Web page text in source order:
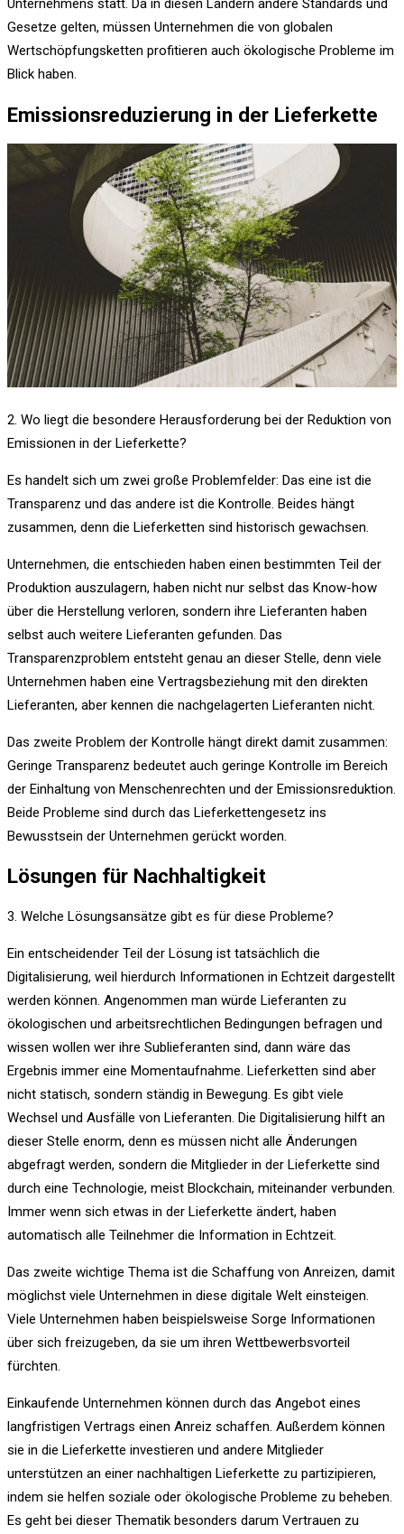
Unternehmens statt. Da in diesen Ländern andere Standards und
Gesetze gelten, müssen Unternehmen die von globalen
Wertschöpfungsketten profitieren auch ökologische Probleme im
Blick haben.
Emissionsreduzierung in der Lieferkette
2. Wo liegt die besondere Herausforderung bei der Reduktion von
Emissionen in der Lieferkette?
Es handelt sich um zwei große Problemfelder: Das eine ist die
Transparenz und das andere ist die Kontrolle. Beides hängt
zusammen, denn die Lieferketten sind historisch gewachsen.
Unternehmen, die entschieden haben einen bestimmten Teil der
Produktion auszulagern, haben nicht nur selbst das Know-how
über die Herstellung verloren, sondern ihre Lieferanten haben
selbst auch weitere Lieferanten gefunden. Das
Transparenzproblem entsteht genau an dieser Stelle, denn viele
Unternehmen haben eine Vertragsbeziehung mit den direkten
Lieferanten, aber kennen die nachgelagerten Lieferanten nicht.
Das zweite Problem der Kontrolle hängt direkt damit zusammen:
Geringe Transparenz bedeutet auch geringe Kontrolle im Bereich
der Einhaltung von Menschenrechten und der Emissionsreduktion.
Beide Probleme sind durch das Lieferkettengesetz ins
Bewusstsein der Unternehmen gerückt worden.
Lösungen für Nachhaltigkeit
3. Welche Lösungsansätze gibt es für diese Probleme?
Ein entscheidender Teil der Lösung ist tatsächlich die
Digitalisierung, weil hierdurch Informationen in Echtzeit dargestellt
werden können. Angenommen man würde Lieferanten zu
ökologischen und arbeitsrechtlichen Bedingungen befragen und
wissen wollen wer ihre Sublieferanten sind, dann wäre das
Ergebnis immer eine Momentaufnahme. Lieferketten sind aber
nicht statisch, sondern ständig in Bewegung. Es gibt viele
Wechsel und Ausfälle von Lieferanten. Die Digitalisierung hilft an
dieser Stelle enorm, denn es müssen nicht alle Änderungen
abgefragt werden, sondern die Mitglieder in der Lieferkette sind
durch eine Technologie, meist Blockchain, miteinander verbunden.
Immer wenn sich etwas in der Lieferkette ändert, haben
automatisch alle Teilnehmer die Information in Echtzeit.
Das zweite wichtige Thema ist die Schaffung von Anreizen, damit
möglichst viele Unternehmen in diese digitale Welt einsteigen.
Viele Unternehmen haben beispielsweise Sorge Informationen
über sich freizugeben, da sie um ihren Wettbewerbsvorteil
fürchten.
Einkaufende Unternehmen können durch das Angebot eines
langfristigen Vertrags einen Anreiz schaffen. Außerdem können
sie in die Lieferkette investieren und andere Mitglieder
unterstützen an einer nachhaltigen Lieferkette zu partizipieren,
indem sie helfen soziale oder ökologische Probleme zu beheben.
Es geht bei dieser Thematik besonders darum Vertrauen zu